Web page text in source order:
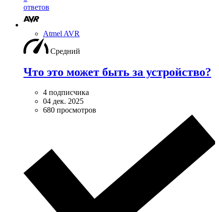
ответов
Atmel AVR
Средний
Что это может быть за устройство?
4 подписчика
04 дек. 2025
680 просмотров